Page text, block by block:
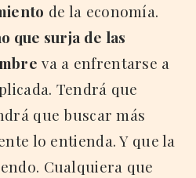
de la economía.
que surja de las
va a enfrentarse a
Tendrá que
que buscar más
lo entienda. Y que la
Cualquiera que